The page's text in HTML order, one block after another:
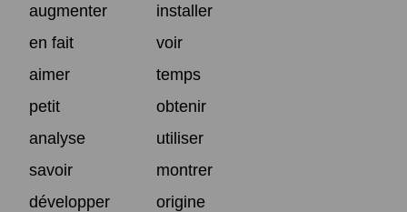
augmenter
installer
en fait
voir
aimer
temps
petit
obtenir
analyse
utiliser
savoir
montrer
développer
origine